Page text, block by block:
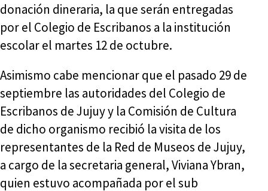
donación dineraria, la que serán entregadas
por el Colegio de Escribanos a la institución
escolar el martes 12 de octubre.
Asimismo cabe mencionar que el pasado 29 de
septiembre las autoridades del Colegio de
Escribanos de Jujuy y la Comisión de Cultura
de dicho organismo recibió la visita de los
representantes de la Red de Museos de Jujuy,
a cargo de la secretaria general, Viviana Ybran,
quien estuvo acompañada por el sub